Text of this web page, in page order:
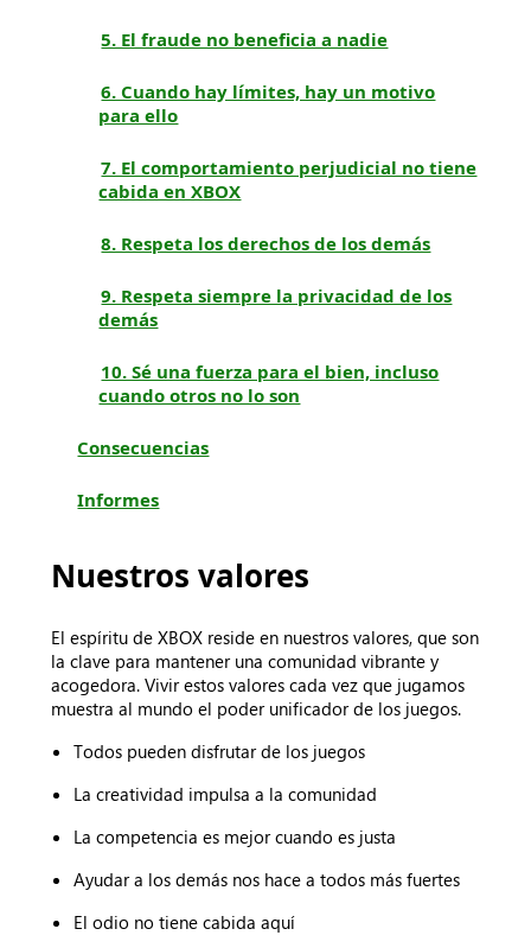
5. El fraude no beneficia a nadie
6. Cuando hay límites, hay un motivo
para ello
7. El comportamiento perjudicial no tiene
cabida en XBOX
8. Respeta los derechos de los demás
9. Respeta siempre la privacidad de los
demás
10. Sé una fuerza para el bien, incluso
cuando otros no lo son
Consecuencias
Informes
Nuestros valores
El espíritu de XBOX reside en nuestros valores, que son
la clave para mantener una comunidad vibrante y
acogedora. Vivir estos valores cada vez que jugamos
muestra al mundo el poder unificador de los juegos.
Todos pueden disfrutar de los juegos
La creatividad impulsa a la comunidad
La competencia es mejor cuando es justa
Ayudar a los demás nos hace a todos más fuertes
El odio no tiene cabida aquí